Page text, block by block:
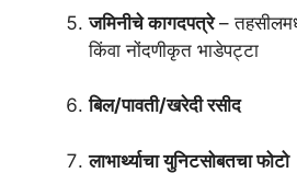
जमिनीचे कागदपत्रे–
किंवा नोंदणीकृत भाडेपट्टा
बिल/पावती/खरेदी रसीद
लाभार्थ्याचा युनिटसोबतचा फोटो